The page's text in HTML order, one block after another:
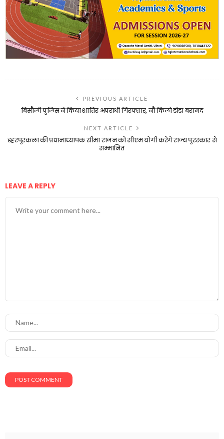
PREVIOUS ARTICLE
बिसौली पुलिस ने किया शातिर अपराधी गिरफ्तार, नौ किलो डोडा बरामद
NEXT ARTICLE
डहरपुरकलां की प्रधानाध्यापक सीमा राजन को सीएम योगी करेंगे राज्य पुरस्कार से
सम्मानित
LEAVE A REPLY